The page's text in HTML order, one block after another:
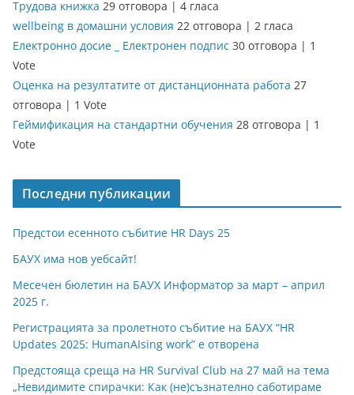
Трудова книжка 29 отговора | 4 гласа
wellbeing в домашни условия 22 отговора | 2 гласа
Електронно досие _ Електронен подпис 30 отговора | 1
Vote
Оценка на резултатите от дистанционната работа 27
отговора | 1 Vote
Геймификация на стандартни обучения 28 отговора | 1
Vote
Последни публикации
Предстои есенното събитие HR Days 25
БАУХ има нов уебсайт!
Месечен бюлетин на БАУХ Информатор за март – април
2025 г.
Регистрацията за пролетното събитие на БАУХ “HR
Updates 2025: HumanAIsing work” е отворена
Предстояща среща на HR Survival Club на 27 май на тема
„Невидимите спирачки: Как (не)съзнателно саботираме